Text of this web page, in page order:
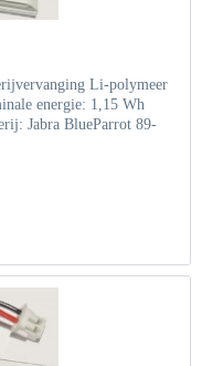
Li-polymeer
energie: 1,15 Wh
Jabra BlueParrot 89-